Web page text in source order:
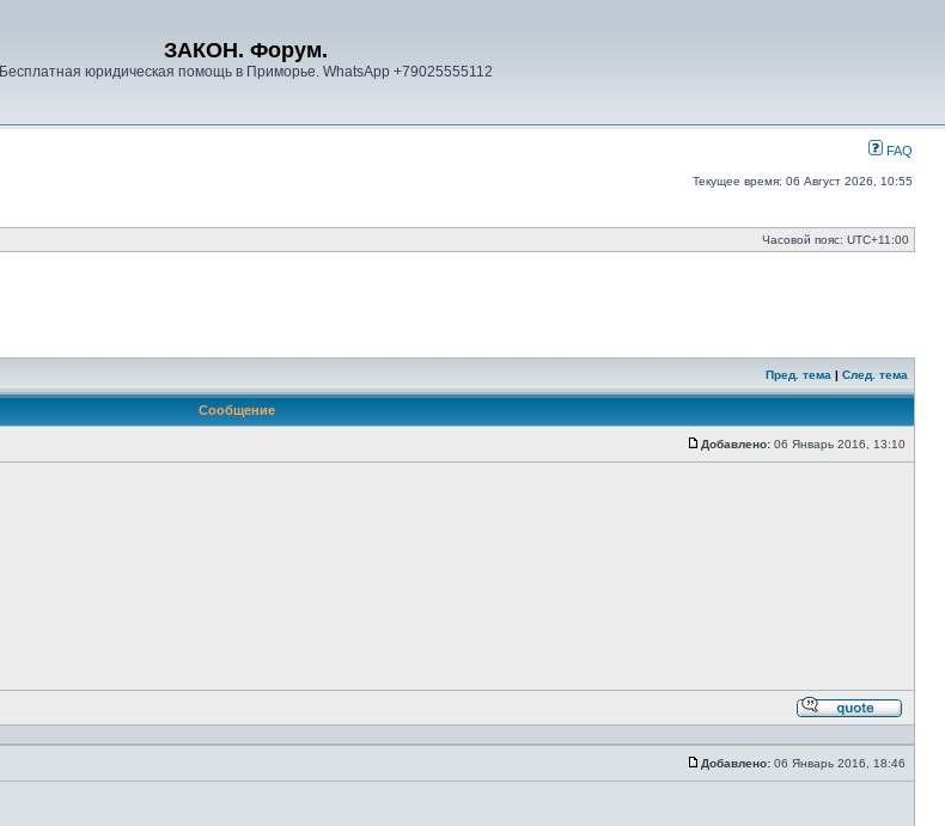
ЗАКОН. Форум.
Бесплатная юридическая помощь в Приморье. WhatsApp +79025555112
FAQ
Текущее время: 06 Август 2026, 10:55
Часовой пояс: UTC+11:00
Пред. тема | След. тема
Сообщение
Сообщение
Добавлено: 06 Январь 2016, 13:10
Сообщение
Добавлено: 06 Январь 2016, 18:46